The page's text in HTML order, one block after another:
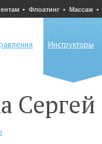
Флоатинг Массаж
Инструкторы
Сергей